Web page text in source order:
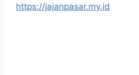
https://jajanpasar.my.id